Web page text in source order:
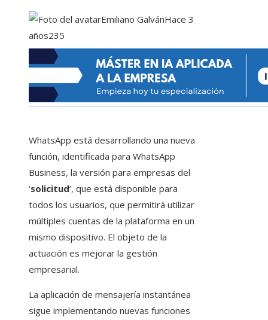
Emiliano GalvánHace 3
años235
WhatsApp está desarrollando una nueva
función, identificada para WhatsApp
Business, la versión para empresas del
‘solicitud‘, que está disponible para
todos los usuarios, que permitirá utilizar
múltiples cuentas de la plataforma en un
mismo dispositivo. El objeto de la
actuación es mejorar la gestión
empresarial.
La aplicación de mensajería instantánea
sigue implementando nuevas funciones